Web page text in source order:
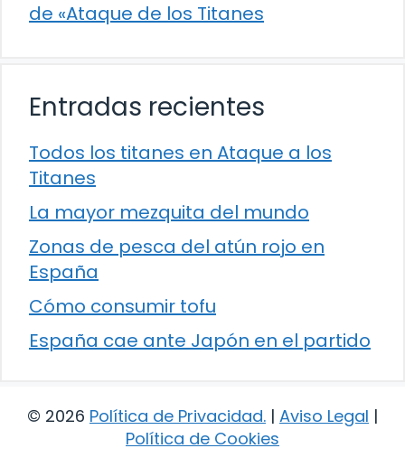
de «Ataque de los Titanes
Entradas recientes
Todos los titanes en Ataque a los
Titanes
La mayor mezquita del mundo
Zonas de pesca del atún rojo en
España
Cómo consumir tofu
España cae ante Japón en el partido
© 2026 Política de Privacidad. | Aviso Legal |
Política de Cookies